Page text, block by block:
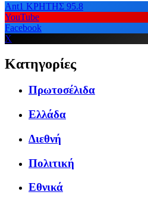
Ant1 ΚΡΗΤΗΣ 95.8
YouTube
Facebook
X
Κατηγορίες
Πρωτοσέλιδα
Ελλάδα
Διεθνή
Πολιτική
Εθνικά